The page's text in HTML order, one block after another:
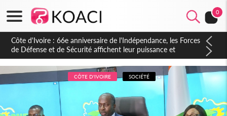
0
Côte d'Ivoire : 66e anniversaire de l'Indépendance, les Forces
de Défense et de Sécurité affichent leur puissance et
réaffirment leur engagement envers la Nation
CÔTE D'IVOIRE SOCIÉTÉ